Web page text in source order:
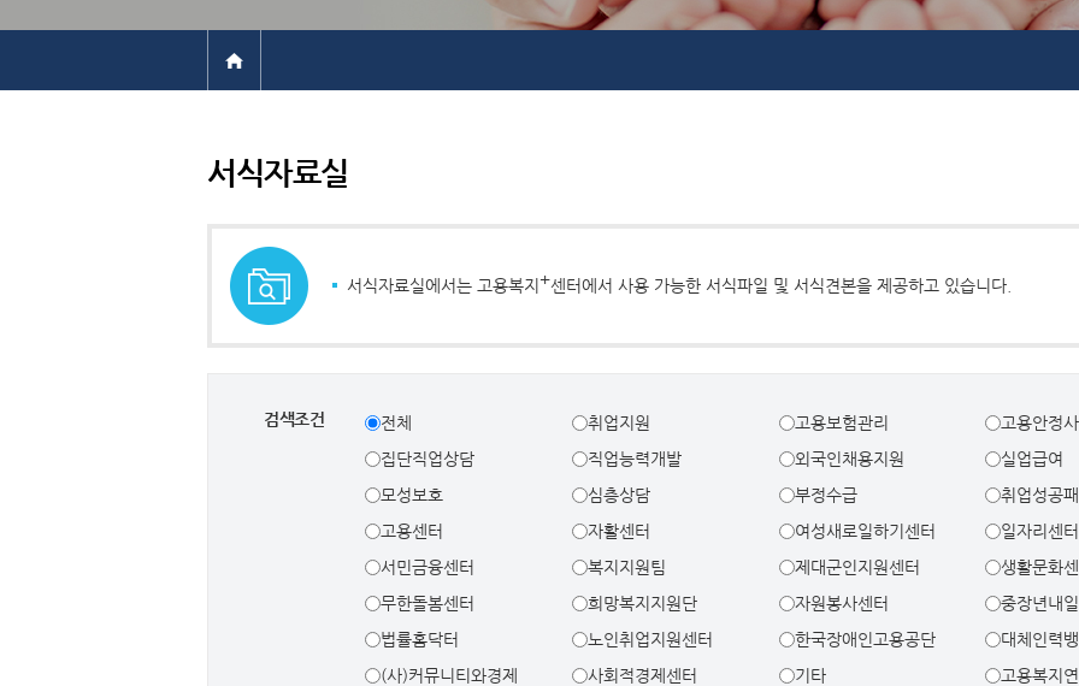
서식자료실
서식자료실에서는 고용복지 +센터에서 사용 가능한 서식파일 및 서식견본을 제공하고 있습니다.
검색조건 전체 취업지원 고용보험관리
고용안정
집단직업상담
직업능력개발 외국인채용지원
실업급여
모성보호
심층상담 부정수급
취업성공
고용센터
자활센터 여성새로일하기센터
일자리센터
서민금융센터
복지지원팀 제대군인지원센터
생활문화
무한돌봄센터
희망복지지원단 자원봉사센터
중장년내
법률홈닥터
노인취업지원센터 한국장애인고용공단
대체인력
(사)커뮤니티와경제
사회적경제센터 기타 고용복지